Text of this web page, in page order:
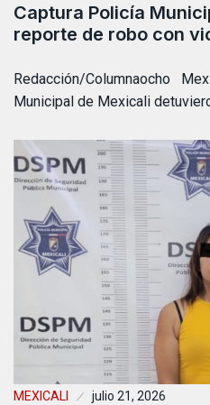
Captura Policía
reporte de robo con
Redacción/Columnaocho
Municipal de Mexicali
MEXICALI julio 21, 2026